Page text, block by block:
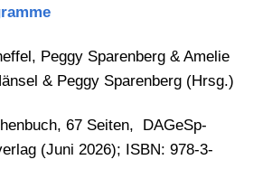
Peggy Sparenberg & Amelie
& Peggy Sparenberg (Hrsg.)
67 Seiten, DAGeSp-
(Juni 2026); ISBN: 978-3-